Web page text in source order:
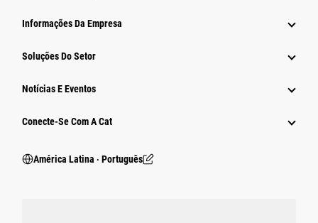
Informações Da Empresa
Soluções Do Setor
Notícias E Eventos
Conecte-Se Com A Cat
América Latina ‧ Português